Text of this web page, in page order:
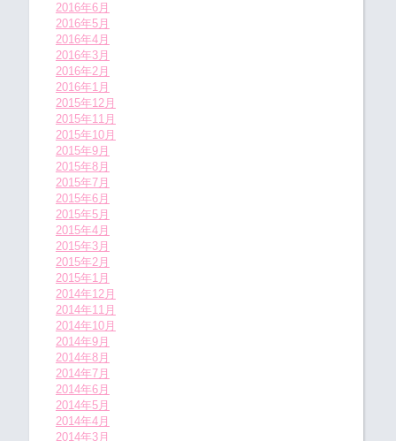
2016年6月
2016年5月
2016年4月
2016年3月
2016年2月
2016年1月
2015年12月
2015年11月
2015年10月
2015年9月
2015年8月
2015年7月
2015年6月
2015年5月
2015年4月
2015年3月
2015年2月
2015年1月
2014年12月
2014年11月
2014年10月
2014年9月
2014年8月
2014年7月
2014年6月
2014年5月
2014年4月
2014年3月